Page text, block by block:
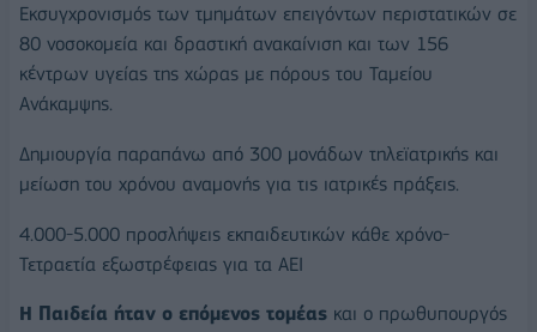
Εκσυγχρονισμός των τμημάτων επειγόντων περιστατικών σε
80 νοσοκομεία και δραστική ανακαίνιση και των 156
κέντρων υγείας της χώρας με πόρους του Ταμείου
Ανάκαμψης.
Δημιουργία παραπάνω από 300 μονάδων τηλεϊατρικής και
μείωση του χρόνου αναμονής για τις ιατρικές πράξεις.
4.000-5.000 προσλήψεις εκπαιδευτικών κάθε χρόνο-
Τετραετία εξωστρέφειας για τα ΑΕΙ
Η Παιδεία ήταν ο επόμενος τομέας και ο πρωθυπουργός